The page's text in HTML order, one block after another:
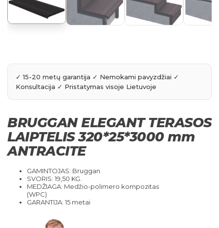
BRUGGAN ELEGANT TERASOS
LAIPTELIS 320*25*3000 mm
ANTRACITE
GAMINTOJAS: Bruggan
SVORIS: 19,50 KG.
MEDŽIAGA: Medžio-polimero kompozitas
(WPC)
GARANTIJA: 15 metai